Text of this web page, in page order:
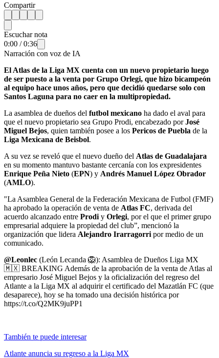
Compartir
Escuchar nota
0:00 /0:36
Narración con voz de IA
El Atlas de la Liga MX cuenta con un nuevo propietario luego
de ser puesto a la venta por Grupo Orlegi, que hizo bicampeón
al equipo hace unos años, pero que decidió quedarse solo con
Santos Laguna para no caer en la multipropiedad.
La asamblea de dueños del futbol mexicano ha dado el aval para
que el nuevo propietario sea Grupo Prodi, encabezado porJosé
Miguel Bejos, quien también posee a los Pericos de Puebla de la
Liga Mexicana de Beisbol.
A su vez se reveló que el nuevo dueño del Atlas de Guadalajara
en su momento mantuvo bastante cercanía con los expresidentes
Enrique Peña Nieto (EPN) y Andrés Manuel López Obrador
(AMLO).
"La Asamblea General de la Federación Mexicana de Futbol (FMF)
ha aprobado la operación de venta de Atlas FC, derivada del
acuerdo alcanzado entre Prodi y Orlegi, por el que el primer grupo
empresarial adquiere la propiedad del club”, mencionó la
organización que lidera Alejandro Irarragorri por medio de un
comunicado.
@Leonlec (León Lecanda 🦁): Asamblea de Dueños Liga MX
🇲🇽 BREAKING Además de la aprobación de la venta de Atlas al
empresario José Miguel Bejos y la oficialización del regreso del
Atlante a la Liga MX al adquirir el certificado del Mazatlán FC (que
desaparece), hoy se ha tomado una decisión histórica por
https://t.co/Q2MK9juPP1
También te puede interesar
Atlante anuncia su regreso a la Liga MX